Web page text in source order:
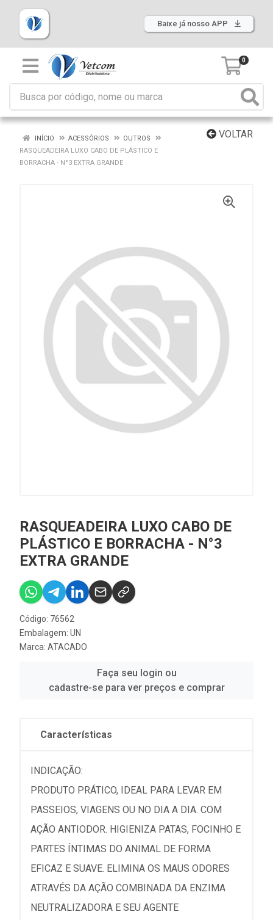
Baixe já nosso APP
0
VOLTAR
INÍCIO ACESSÓRIOS
OUTROS
RASQUEADEIRA LUXO CABO DE PLÁSTICO E
BORRACHA - N°3 EXTRA GRANDE
RASQUEADEIRA LUXO CABO DE
PLÁSTICO E BORRACHA - N°3
EXTRA GRANDE
Código: 76562
Embalagem: UN
Marca: ATACADO
Faça seu login ou
cadastre-se para ver preços e comprar
Características
INDICAÇÃO:
PRODUTO PRÁTICO, IDEAL PARA LEVAR EM
PASSEIOS, VIAGENS OU NO DIA A DIA. COM
AÇÃO ANTIODOR. HIGIENIZA PATAS, FOCINHO E
PARTES ÍNTIMAS DO ANIMAL DE FORMA
EFICAZ E SUAVE. ELIMINA OS MAUS ODORES
ATRAVÉS DA AÇÃO COMBINADA DA ENZIMA
NEUTRALIZADORA E SEU AGENTE